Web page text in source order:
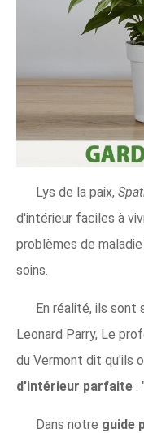
Lys de la paix,
d'intérieur faciles à
problèmes de
soins.
En réalité, ils sont
Leonard Parry, Le
du Vermont dit qu'ils
d'intérieur parfaite . "
Dans notre guide